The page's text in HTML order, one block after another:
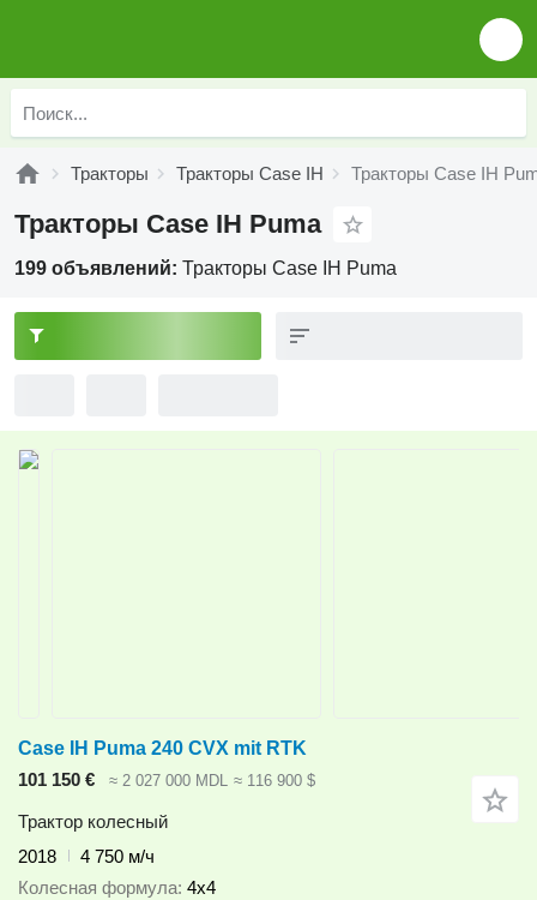
Тракторы Тракторы Case IH Тракторы Case IH
Тракторы Case IH Puma
199 объявлений: Тракторы Case IH Puma
Case IH Puma 240 CVX mit RTK
101 150 €
≈ 2 027 000 MDL ≈ 116 900 $
Трактор колесный
2018
4 750 м/ч
Колесная формула 4x4